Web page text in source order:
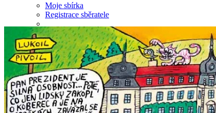
Moje sbírka
Registrace sběratele
Album na pidifrky
Pidifrky zdarma
Fotogalerie